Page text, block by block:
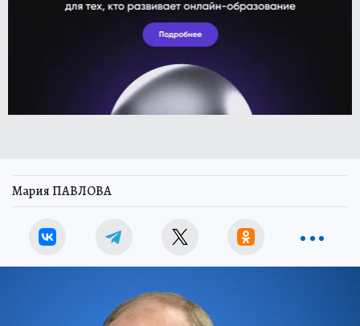
Мария ПАВЛОВА